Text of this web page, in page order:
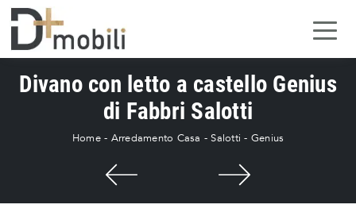
Divano con letto a castello Genius
di Fabbri Salotti
Home- Arredamento Casa - Salotti - Genius